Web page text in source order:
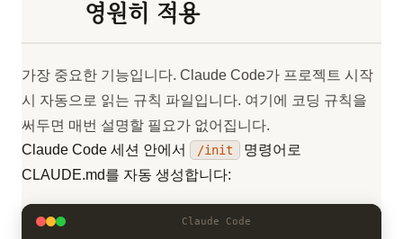
영원히 적용
가장 중요한 기능입니다. Claude Code가 프로젝트 시작
시 자동으로 읽는 규칙 파일입니다. 여기에 코딩 규칙을
써두면 매번 설명할 필요가 없어집니다.
Claude Code 세션 안에서 /init
명령어로
CLAUDE.md를 자동 생성합니다:
Claude Code